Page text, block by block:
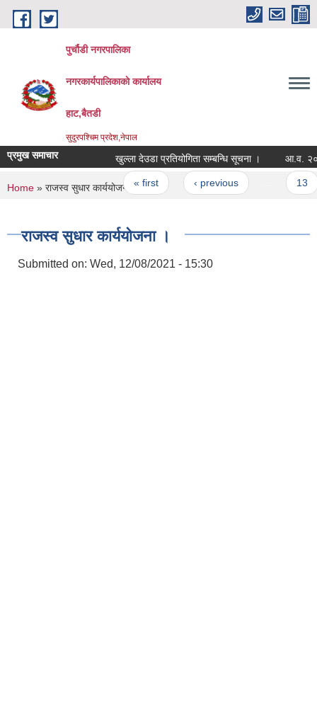
Skip to main content
पुर्चौडी नगरपालिका
नगरकार्यपालिकाकाे कार्यालय
हाट,बैतडी
सुदुरपश्चिम प्रदेश,नेपाल
प्रमुख समाचार खुल्ला देउडा प्रतियोगिता सम्बन्धि सूचना । आ.व.
Pages
« first ‹ previous
You are here
Home » राजस्व सुधार कार्ययोजना ।
राजस्व सुधार कार्ययोजना ।
Submitted on: Wed, 12/08/2021 - 15:30